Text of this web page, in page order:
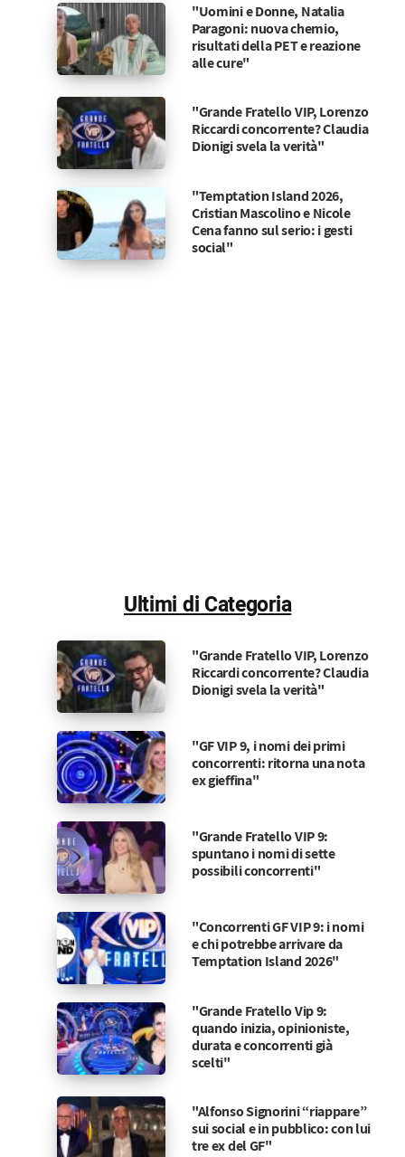
"Uomini e Donne, Natalia
Paragoni: nuova chemio,
risultati della PET e reazione
alle cure"
"Grande Fratello VIP, Lorenzo
Riccardi concorrente? Claudia
Dionigi svela la verità"
"Temptation Island 2026,
Cristian Mascolino e Nicole
Cena fanno sul serio: i gesti
social"
Ultimi di Categoria
"Grande Fratello VIP, Lorenzo
Riccardi concorrente? Claudia
Dionigi svela la verità"
"GF VIP 9, i nomi dei primi
concorrenti: ritorna una nota
ex gieffina"
"Grande Fratello VIP 9:
spuntano i nomi di sette
possibili concorrenti"
"Concorrenti GF VIP 9: i nomi
e chi potrebbe arrivare da
Temptation Island 2026"
"Grande Fratello Vip 9:
quando inizia, opinioniste,
durata e concorrenti già
scelti"
"Alfonso Signorini “riappare”
sui social e in pubblico: con lui
tre ex del GF"